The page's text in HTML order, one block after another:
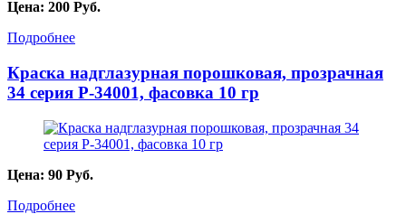
Цена: 200 Руб.
Подробнее
Краска надглазурная порошковая, прозрачная
34 серия P-34001, фасовка 10 гр
Цена: 90 Руб.
Подробнее